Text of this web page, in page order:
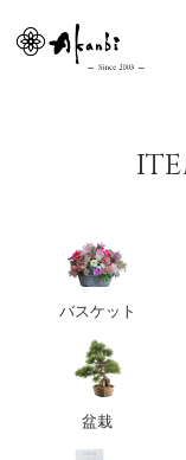
バスケット
盆栽